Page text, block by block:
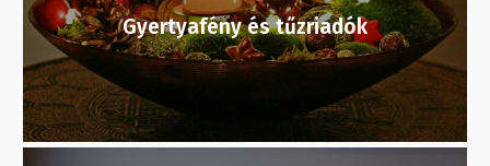
Gyertyafény és tűzriadók